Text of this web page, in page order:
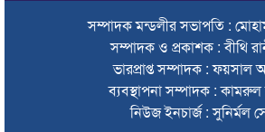
সিলেটে দুই বাসের মুখোমুখি সংঘর্ষে শিশুসহ ৯
অবশেষে সেই সাইনেজটি সরানোর সিদ্ধান্ত
দেশের সব বিমানবন্দরে নিরাপত্তা জোরদারের
সুস্থ ত্বকের জন্য প্রয়োজনীয় ভিটামিন ও পুষ্টি
সম্পাদক মন্ডলীর সভাপতি :
সম্পাদক ও প্রকাশক : বীথি
ভারপ্রাপ্ত সম্পাদক : ফয়সাল
ব্যবস্থাপনা সম্পাদক : কামরুল
নিউজ ইনচার্জ : সুনির্মল